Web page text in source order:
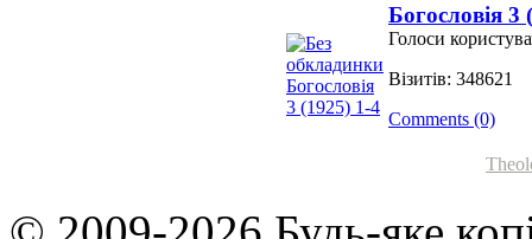
Богословія 3
Голоси
Візитів: 348621
Comments (0)